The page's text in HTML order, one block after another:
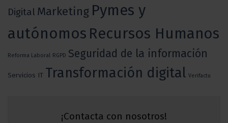
Digital Marketing Pymes y
autónomos Recursos Humanos
Reforma Laboral RGPD Seguridad de la información
Servicios IT Transformación digital Verifactu
¡Contacta con nosotros!